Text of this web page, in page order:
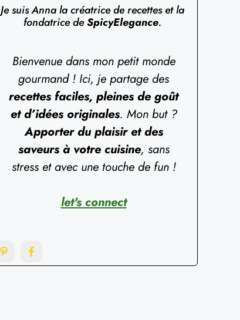
Je suis Anna la créatrice de recettes et la
fondatrice deSpicyElegance.
Bienvenue dans mon petit monde
gourmand ! Ici, je partage des
recettes faciles, pleines de goût
et d’idées originales. Mon but ?
Apporter du plaisir et des
saveurs à votre cuisine, sans
stress et avec une touche de fun !
let's connect